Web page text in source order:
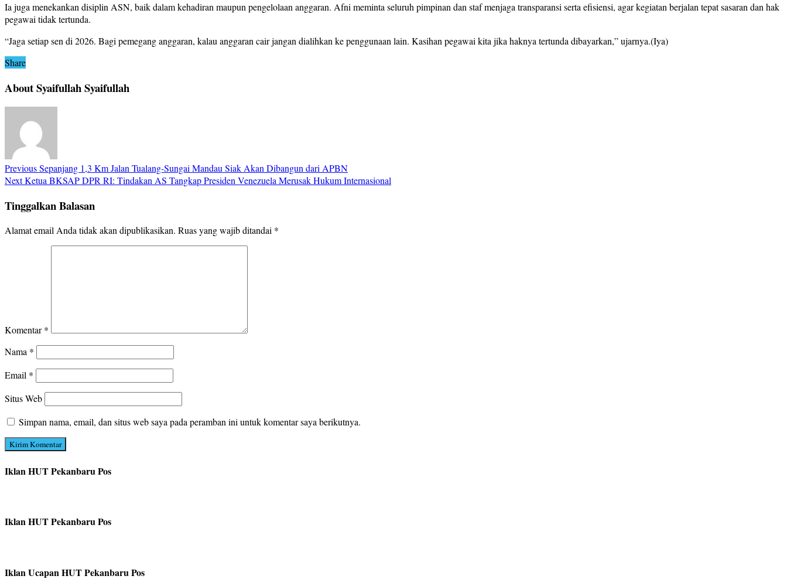
Ia juga menekankan disiplin ASN, baik dalam kehadiran maupun pengelolaan anggaran. Afni meminta seluruh pimpinan dan staf menjaga transparansi serta efisiensi, agar kegiatan berjalan tepat sasaran dan hak
pegawai tidak tertunda.
“Jaga setiap sen di 2026. Bagi pemegang anggaran, kalau anggaran cair jangan dialihkan ke penggunaan lain. Kasihan pegawai kita jika haknya tertunda dibayarkan,” ujarnya.(Iya)
Share
About Syaifullah Syaifullah
PreviousSepanjang 1,3 Km Jalan Tualang-Sungai Mandau Siak Akan Dibangun dari APBN
NextKetua BKSAP DPR RI: Tindakan AS Tangkap Presiden Venezuela Merusak Hukum Internasional
Tinggalkan Balasan
Alamat email Anda tidak akan dipublikasikan. Ruas yang wajib ditandai *
Komentar*
Nama *
Email *
Situs Web
Simpan nama, email, dan situs web saya pada peramban ini untuk komentar saya berikutnya.
Iklan HUT Pekanbaru Pos
Iklan HUT Pekanbaru Pos
Iklan Ucapan HUT Pekanbaru Pos